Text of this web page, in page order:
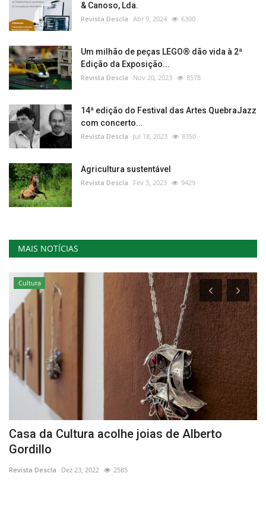
& Canoso, Lda.
Revista Descla Abr 9, 2024 6300
Um milhão de peças LEGO® dão vida à 2ª
Edição da Exposição...
Revista Descla Nov 20, 2023 8578
14ª edição do Festival das Artes QuebraJazz
com concerto...
Revista Descla Jul 18, 2023 8350
Agricultura sustentável
Revista Descla Fev 3, 2023 9429
MAIS NOTÍCIAS
Cultura
Casa da Cultura acolhe joias de Alberto
Gordillo
Revista Descla Dez 23, 2022 2585